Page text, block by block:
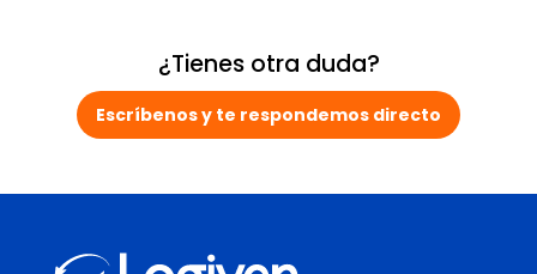
¿Tienes otra duda?
Escríbenos y te respondemos directo